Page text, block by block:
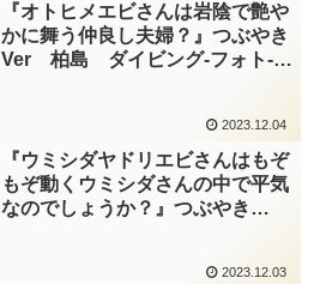
『オトヒメエビさんは岩陰で艶や
かに舞う仲良し夫婦？』つぶやき
Ver 柏島 ダイビング‐フォト‐
2023.12.04
『ウミシダヤドリエビさんはもぞ
もぞ動くウミシダさんの中で平気
なのでしょうか？』つぶやき
2023.12.03